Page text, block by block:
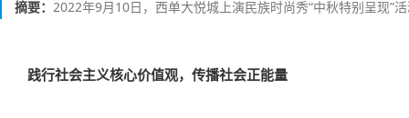
摘要： 2022年9月10日，西单大悦城上演民族时尚秀“中秋特别呈现”
践行社会主义核心价值观，传播社会正能量